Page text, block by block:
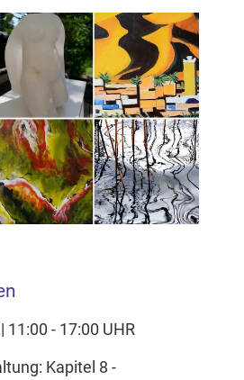
11:00 - 17:00 UHR
Kapitel 8 -